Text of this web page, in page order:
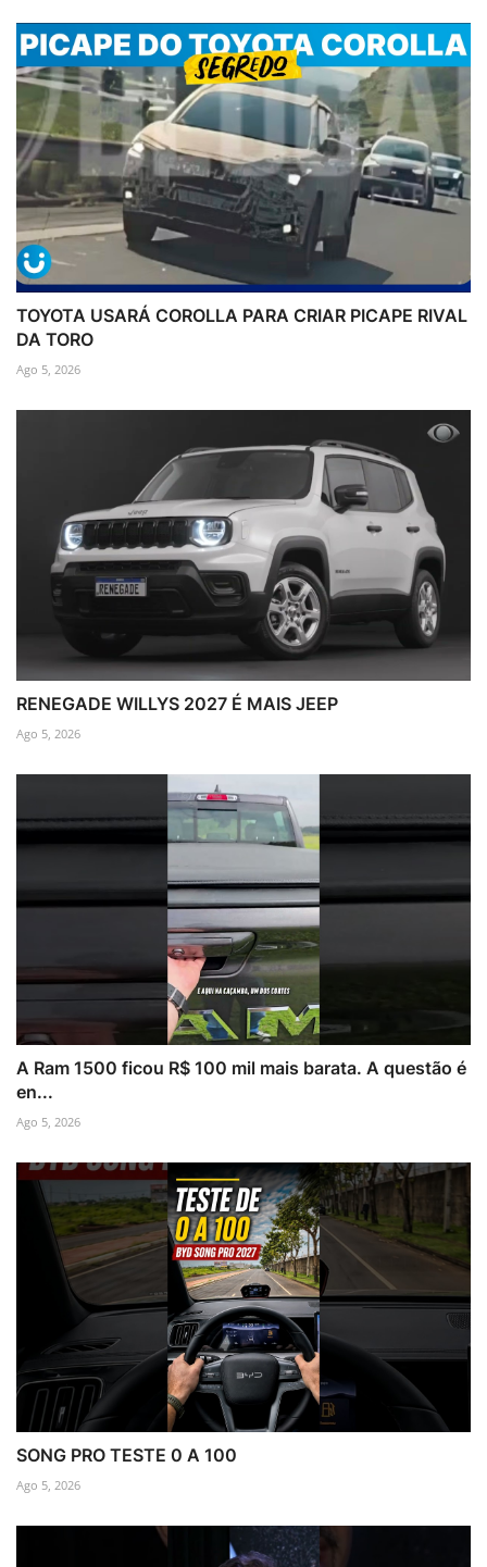
TOYOTA USARÁ COROLLA PARA CRIAR PICAPE RIVAL
DA TORO
Ago 5, 2026
RENEGADE WILLYS 2027 É MAIS JEEP
Ago 5, 2026
A Ram 1500 ficou R$ 100 mil mais barata. A questão é
en...
Ago 5, 2026
SONG PRO TESTE 0 A 100
Ago 5, 2026